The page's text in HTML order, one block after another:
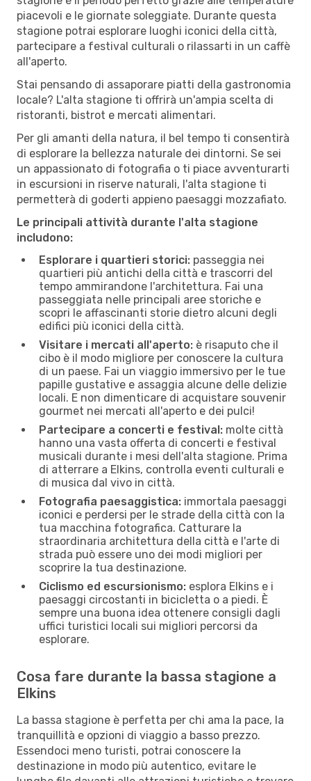
piacevoli e le giornate soleggiate. Durante questa
stagione potrai esplorare luoghi iconici della città,
partecipare a festival culturali o rilassarti in un caffè
all'aperto.
Stai pensando di assaporare piatti della gastronomia
locale? L'alta stagione ti offrirà un'ampia scelta di
ristoranti, bistrot e mercati alimentari.
Per gli amanti della natura, il bel tempo ti consentirà
di esplorare la bellezza naturale dei dintorni. Se sei
un appassionato di fotografia o ti piace avventurarti
in escursioni in riserve naturali, l'alta stagione ti
permetterà di goderti appieno paesaggi mozzafiato.
Le principali attività durante l'alta stagione
includono:
Esplorare i quartieri storici: passeggia nei
quartieri più antichi della città e trascorri del
tempo ammirandone l'architettura. Fai una
passeggiata nelle principali aree storiche e
scopri le affascinanti storie dietro alcuni degli
edifici più iconici della città.
Visitare i mercati all'aperto: è risaputo che il
cibo è il modo migliore per conoscere la cultura
di un paese. Fai un viaggio immersivo per le tue
papille gustative e assaggia alcune delle delizie
locali. E non dimenticare di acquistare souvenir
gourmet nei mercati all'aperto e dei pulci!
Partecipare a concerti e festival: molte città
hanno una vasta offerta di concerti e festival
musicali durante i mesi dell'alta stagione. Prima
di atterrare a Elkins, controlla eventi culturali e
di musica dal vivo in città.
Fotografia paesaggistica: immortala paesaggi
iconici e perdersi per le strade della città con la
tua macchina fotografica. Catturare la
straordinaria architettura della città e l'arte di
strada può essere uno dei modi migliori per
scoprire la tua destinazione.
Ciclismo ed escursionismo: esplora Elkins e i
paesaggi circostanti in bicicletta o a piedi. È
sempre una buona idea ottenere consigli dagli
uffici turistici locali sui migliori percorsi da
esplorare.
Cosa fare durante la bassa stagione a
Elkins
La bassa stagione è perfetta per chi ama la pace, la
tranquillità e opzioni di viaggio a basso prezzo.
Essendoci meno turisti, potrai conoscere la
destinazione in modo più autentico, evitare le